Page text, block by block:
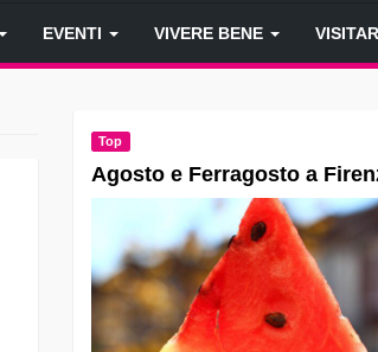
EVENTI VIVERE BENE
Top
Agosto e Ferragosto a